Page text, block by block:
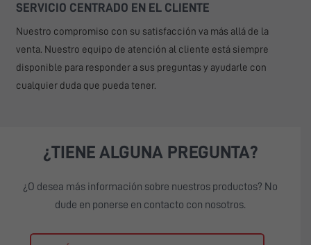
SERVICIO CENTRADO EN EL CLIENTE
Nuestro compromiso con su satisfacción va más allá de la
venta. Nuestro equipo de atención al cliente está siempre
disponible para responder a sus preguntas y ayudarle con
cualquier duda que pueda tener.
¿TIENE ALGUNA PREGUNTA?
¿O desea más información sobre nuestros productos? No
dude en ponerse en contacto con nosotros.